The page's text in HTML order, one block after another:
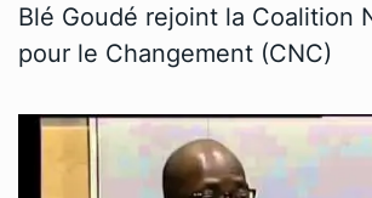
Blé Goudé rejoint la Coalition
pour le Changement (CNC)